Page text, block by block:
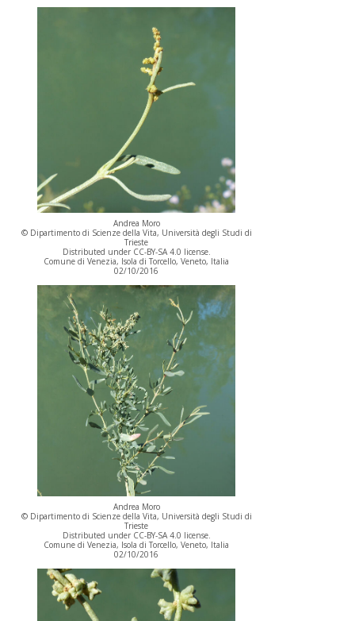
Andrea Moro
© Dipartimento di Scienze della Vita, Università degli Studi di
Trieste
Distributed under CC-BY-SA 4.0 license.
Comune di Venezia, Isola di Torcello, Veneto, Italia
02/10/2016
Andrea Moro
© Dipartimento di Scienze della Vita, Università degli Studi di
Trieste
Distributed under CC-BY-SA 4.0 license.
Comune di Venezia, Isola di Torcello, Veneto, Italia
02/10/2016